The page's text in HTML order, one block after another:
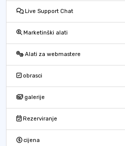
Live Support Chat
Marketinški alati
Alati za webmastere
obrasci
galerije
Rezerviranje
cijena